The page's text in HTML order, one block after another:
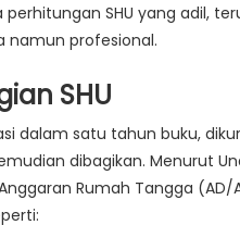
SHU yang adil,
namun profesional.
SHU
dalam satu tahun buku,
dibagikan. Menurut
Rumah Tangga